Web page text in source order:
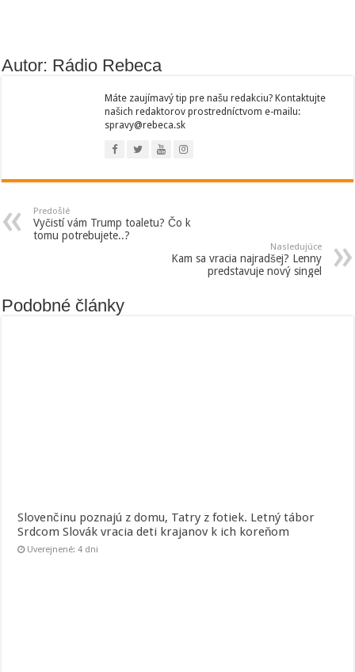
Autor: Rádio Rebeca
Máte zaujímavý tip pre našu redakciu? Kontaktujte
našich redaktorov prostredníctvom e-mailu:
spravy@rebeca.sk
Predošlé
Vyčistí vám Trump toaletu? Čo k
tomu potrebujete..?
Nasledujúce
Kam sa vracia najradšej? Lenny
predstavuje nový singel
Podobné články
Slovenčinu poznajú z domu, Tatry z fotiek. Letný tábor
Srdcom Slovák vracia deti krajanov k ich koreňom
Uverejnené: 4 dni